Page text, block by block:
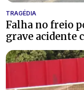
TRAGÉDIA
Falha no freio
grave acidente